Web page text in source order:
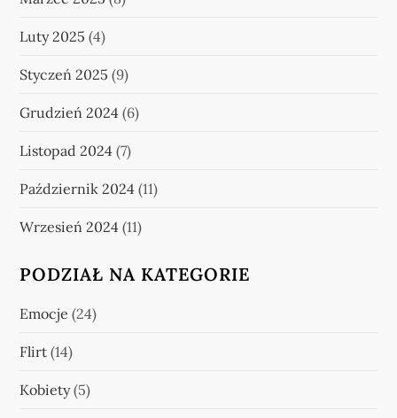
Luty 2025 (4)
Styczeń 2025 (9)
Grudzień 2024 (6)
Listopad 2024 (7)
Październik 2024 (11)
Wrzesień 2024 (11)
PODZIAŁ NA KATEGORIE
Emocje (24)
Flirt (14)
Kobiety(5)